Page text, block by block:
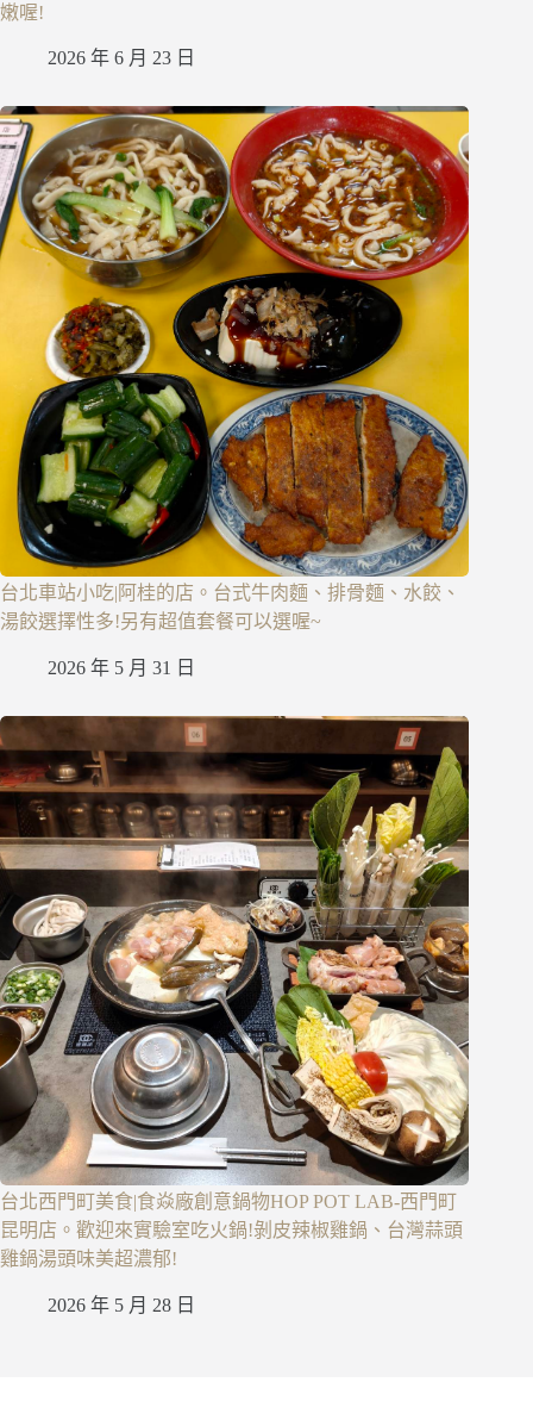
嫩喔!
2026 年 6 月 23 日
台北車站小吃|阿桂的店。台式牛肉麵、排骨麵、水餃、
湯餃選擇性多!另有超值套餐可以選喔~
2026 年 5 月 31 日
台北西門町美食|食焱廠創意鍋物HOP POT LAB-西門町
昆明店。歡迎來實驗室吃火鍋!剝皮辣椒雞鍋、台灣蒜頭
雞鍋湯頭味美超濃郁!
2026 年 5 月 28 日